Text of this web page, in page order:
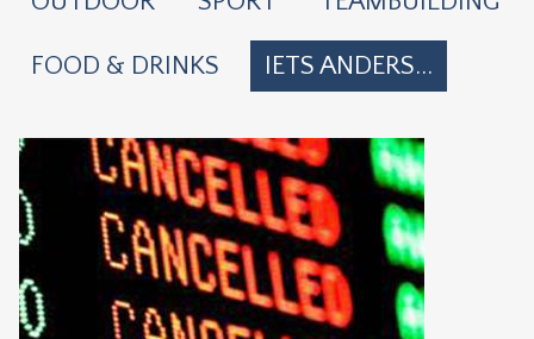
FOOD & DRINKS IETS ANDERS...